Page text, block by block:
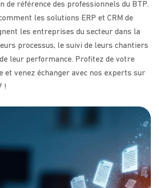
de référence des professionnels du BTP.
les solutions ERP et CRM de
les entreprises du secteur dans la
processus, le suivi de leurs chantiers
leur performance. Profitez de votre
et venez échanger avec nos experts sur
!